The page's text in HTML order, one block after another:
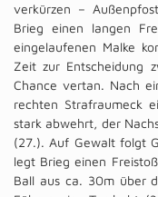
verkürzen –
Brieg einen langen
eingelaufenen Malke
Zeit zur Entscheidung
Chance vertan. Nach
rechten Strafraumeck
stark abwehrt, der
(27.). Auf Gewalt folgt
legt Brieg einen
Ball aus ca. 30m über